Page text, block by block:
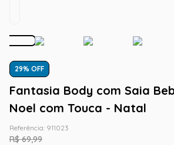
29% OFF
Fantasia Body com Saia
Noel com Touca - Natal
Referência: 911023
R$ 69,99